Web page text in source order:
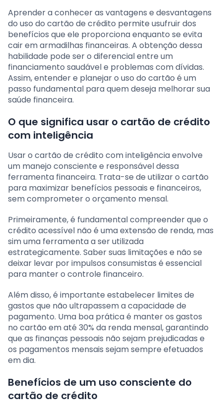
Aprender a conhecer as vantagens e desvantagens
do uso do cartão de crédito permite usufruir dos
benefícios que ele proporciona enquanto se evita
cair em armadilhas financeiras. A obtenção dessa
habilidade pode ser o diferencial entre um
financiamento saudável e problemas com dívidas.
Assim, entender e planejar o uso do cartão é um
passo fundamental para quem deseja melhorar sua
saúde financeira.
O que significa usar o cartão de crédito
com inteligência
Usar o cartão de crédito com inteligência envolve
um manejo consciente e responsável dessa
ferramenta financeira. Trata-se de utilizar o cartão
para maximizar benefícios pessoais e financeiros,
sem comprometer o orçamento mensal.
Primeiramente, é fundamental compreender que o
crédito acessível não é uma extensão de renda, mas
sim uma ferramenta a ser utilizada
estrategicamente. Saber suas limitações e não se
deixar levar por impulsos consumistas é essencial
para manter o controle financeiro.
Além disso, é importante estabelecer limites de
gastos que não ultrapassem a capacidade de
pagamento. Uma boa prática é manter os gastos
no cartão em até 30% da renda mensal, garantindo
que as finanças pessoais não sejam prejudicadas e
os pagamentos mensais sejam sempre efetuados
em dia.
Benefícios de um uso consciente do
cartão de crédito